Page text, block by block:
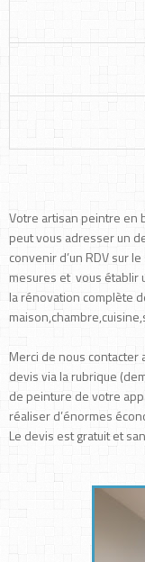
Votre artisan peintre en
peut vous adresser un
convenir d’un RDV sur
mesures et vous établir
la rénovation complète
Merci de nous
devis via la rubrique
de peinture de votre
réaliser d’énormes
Le devis est gratuit et